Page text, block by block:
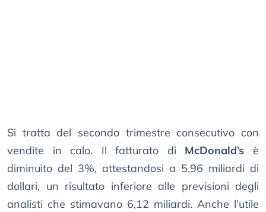
Si tratta del secondo trimestre consecutivo con
vendite in calo. Il fatturato di McDonald’s è
diminuito del 3%, attestandosi a 5,96 miliardi di
dollari, un risultato inferiore alle previsioni degli
analisti che stimavano 6,12 miliardi. Anche l’utile